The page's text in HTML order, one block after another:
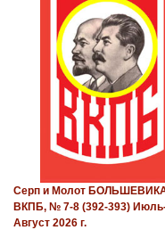
Серп и Молот
ВКПБ, № 7-8 (392-393)
Август 2026 г.